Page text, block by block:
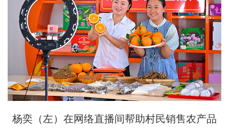
杨奕（左）在网络直播间帮助村民销售农产品